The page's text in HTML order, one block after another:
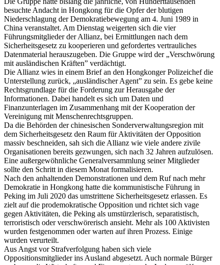
besuchte Andacht in Hongkong für die Opfer der blutigen
Niederschlagung der Demokratiebewegung am 4. Juni 1989 in
China veranstaltet. Am Dienstag weigerten sich die vier
Führungsmitglieder der Allianz, bei Ermittlungen nach dem
Sicherheitsgesetz zu kooperieren und gefordertes vertrauliches
Datenmaterial herauszugeben. Die Gruppe wird der „Verschwörung
mit ausländischen Kräften” verdächtigt.
Die Allianz wies in einem Brief an den Hongkonger Polizeichef die
Unterstellung zurück, „ausländischer Agent” zu sein. Es gebe keine
Rechtsgrundlage für die Forderung zur Herausgabe der
Informationen. Dabei handelt es sich um Daten und
Finanzunterlagen im Zusammenhang mit der Kooperation der
Vereinigung mit Menschenrechtsgruppen.
Da die Behörden der chinesischen Sonderverwaltungsregion mit
dem Sicherheitsgesetz den Raum für Aktivitäten der Opposition
massiv beschneiden, sah sich die Allianz wie viele andere zivile
Organisationen bereits gezwungen, sich nach 32 Jahren aufzulösen.
Eine außergewöhnliche Generalversammlung seiner Mitglieder
sollte den Schritt in diesem Monat formalisieren.
Nach den anhaltenden Demonstrationen und dem Ruf nach mehr
Demokratie in Hongkong hatte die kommunistische Führung in
Peking im Juli 2020 das umstrittene Sicherheitsgesetz erlassen. Es
zielt auf die prodemokratische Opposition und richtet sich vage
gegen Aktivitäten, die Peking als umstürzlerisch, separatistisch,
terroristisch oder verschwörerisch ansieht. Mehr als 100 Aktivisten
wurden festgenommen oder warten auf ihren Prozess. Einige
wurden verurteilt.
Aus Angst vor Strafverfolgung haben sich viele
Oppositionsmitglieder ins Ausland abgesetzt. Auch normale Bürger